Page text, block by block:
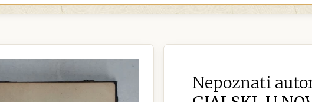
Nepoznati